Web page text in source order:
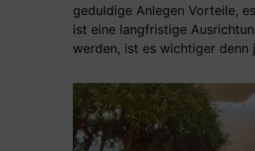
geduldige Anlegen Vorteile,
ist eine langfristige
werden, ist es wichtiger denn